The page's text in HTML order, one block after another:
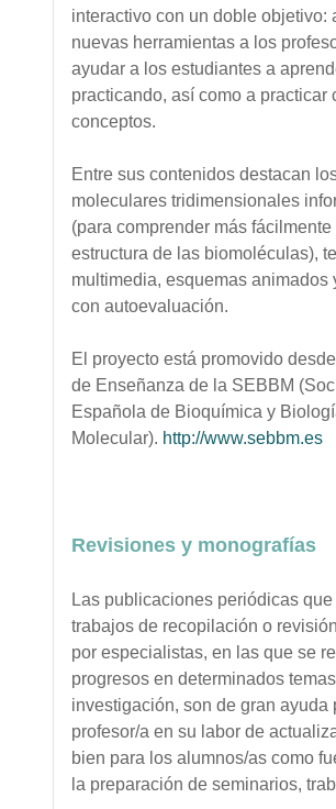
interactivo con un doble objetivo:
nuevas herramientas a los
ayudar a los estudiantes a
practicando, así como a practicar
conceptos.
Entre sus contenidos destacan
moleculares tridimensionales
(para comprender más fácilmente
estructura de las biomoléculas),
multimedia, esquemas animados
con autoevaluación.
El proyecto está promovido
de Enseñanza de la SEBBM
Española de Bioquímica y
Molecular). http://www.sebbm.es
Revisiones y monografías
Las publicaciones periódicas que
trabajos de recopilación o
por especialistas, en las que se
progresos en determinados
investigación, son de gran ayuda
profesor/a en su labor de
bien para los alumnos/as como
la preparación de seminarios,